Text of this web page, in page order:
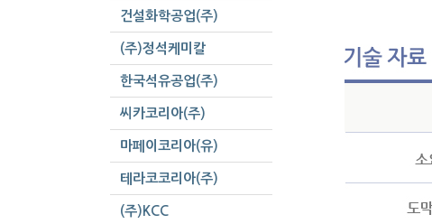
건설화학공업(주)
(주)정석케미칼
한국석유공업(주)
씨카코리아(주)
마페이코리아(유)
테라코코리아(주)
(주)KCC